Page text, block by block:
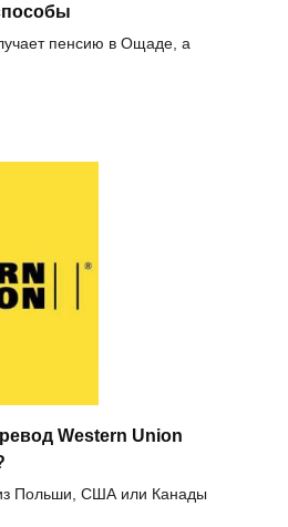
пенсию в Ощаде, а
Western Union
из Польши, США или Канады